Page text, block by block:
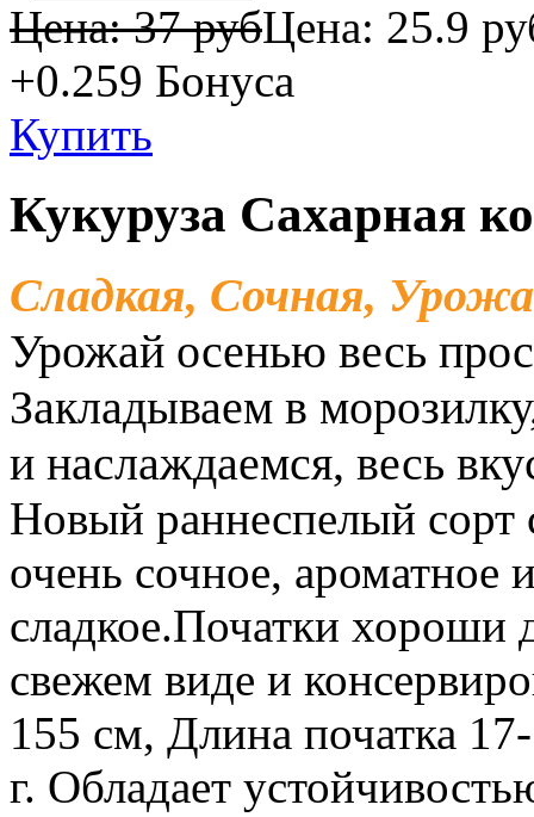
Цена: 37 рубЦена: 25.9
+0.259 Бонуса
Купить
Кукуруза Сахарная
Сладкая, Сочная,
Урожай осенью весь
Закладываем в
и наслаждаемся, весь
Новый раннеспелый сорт
очень сочное, ароматное
сладкое.Початки хороши
свежем виде и
155 см, Длина початка
г. Обладает